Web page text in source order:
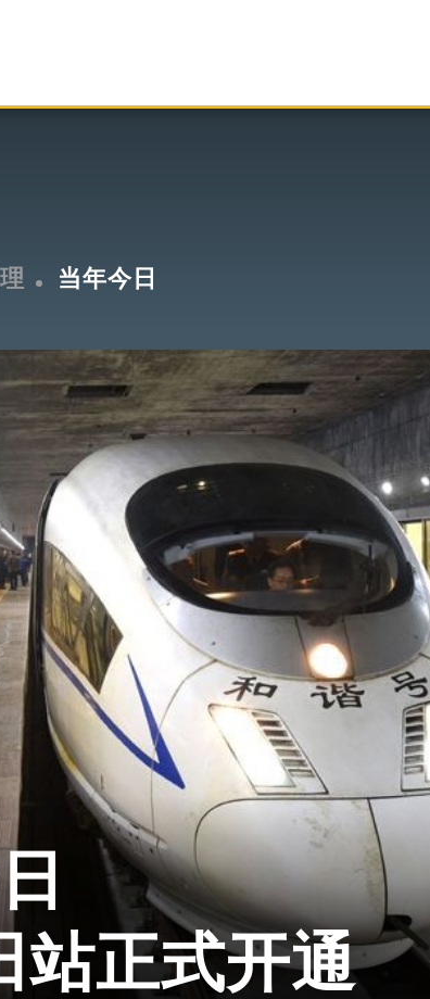
当年今日
站正式开通